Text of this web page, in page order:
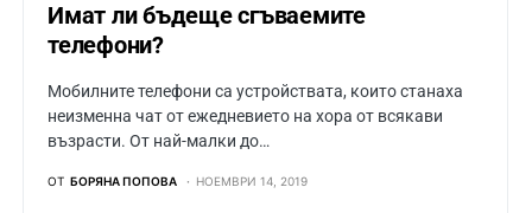
Имат ли бъдеще сгъваемите
телефони?
Мобилните телефони са устройствата, които станаха
неизменна чат от ежедневието на хора от всякави
възрасти. От най-малки до…
ОТ БОРЯНА ПОПОВА НОЕМВРИ 14, 2019